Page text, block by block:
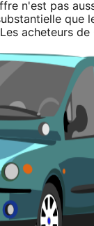
n'est pas
que
acheteurs